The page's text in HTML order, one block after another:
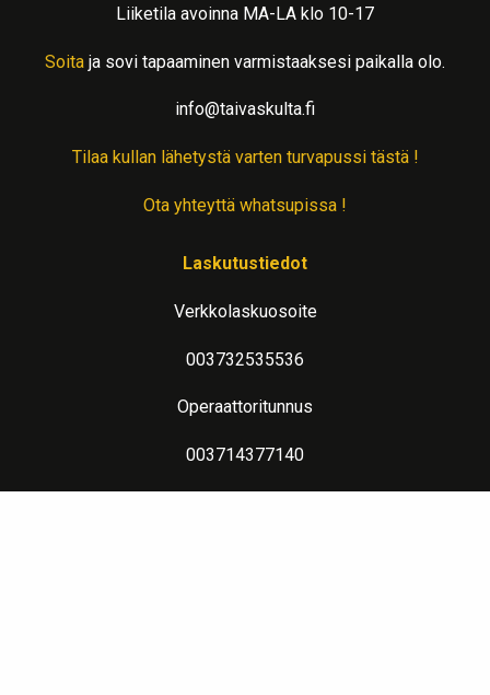
Liiketila avoinna MA-LA klo 10-17
Soita ja sovi tapaaminen varmistaaksesi paikalla olo.
info@taivaskulta.fi
Tilaa kullan lähetystä varten turvapussi tästä !
Ota yhteyttä whatsupissa !
Laskutustiedot
Verkkolaskuosoite
003732535536
Operaattoritunnus
003714377140